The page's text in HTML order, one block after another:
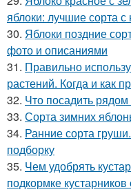
яблоки: лучшие сорта
30. Яблоки поздние
фото и описаниями
31. Правильно
растений. Когда и как
32. Что посадить
33. Сорта зимних
34. Ранние сорта
подборку
35. Чем удобрять
подкормке